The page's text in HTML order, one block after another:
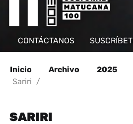
CONTÁCTANOS
Inicio Archivo 2025
Sariri /
SARIRI